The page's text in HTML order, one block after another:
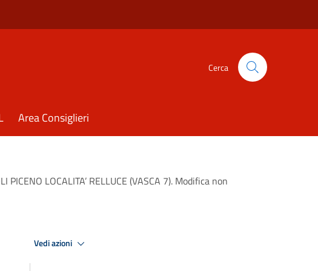
Cerca
Area Consiglieri
LOCALITA’ RELLUCE (VASCA 7). Modifica non
Vedi azioni